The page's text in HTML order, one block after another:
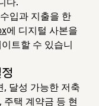
입과 지출을 한
에 디지털 사본을
트할 수 있습니
달성 가능한 저축
주택 계약금 등 현